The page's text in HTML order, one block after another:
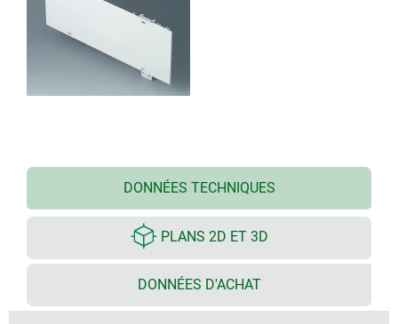
DONNÉES TECHNIQUES
PLANS 2D ET 3D
DONNÉES D'ACHAT